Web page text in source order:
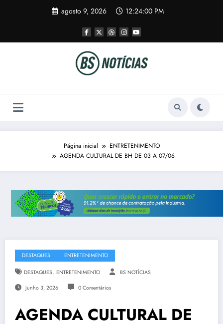
agosto 9, 2026 12:24:01 PM
Página inicial
ENTRETENIMENTO
AGENDA CULTURAL DE BH DE 03 A 07/06
DESTAQUES ENTRETENIMENTO
DESTAQUES, ENTRETENIMENTO BS NOTÍCIAS
Junho 3, 2026 0 Comentários
AGENDA CULTURAL DE